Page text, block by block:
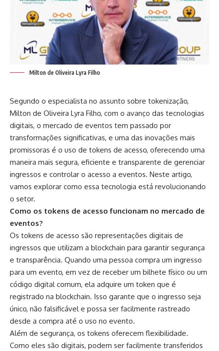
Milton de Oliveira Lyra Filho
Segundo o especialista no assunto sobre tokenização,
Milton de Oliveira Lyra Filho, com o avanço das tecnologias
digitais, o mercado de eventos tem passado por
transformações significativas, e uma das inovações mais
promissoras é o uso de tokens de acesso, oferecendo uma
maneira mais segura, eficiente e transparente de gerenciar
ingressos e controlar o acesso a eventos. Neste artigo,
vamos explorar como essa tecnologia está revolucionando
o setor.
Como os tokens de acesso funcionam no mercado de
eventos?
Os tokens de acesso são representações digitais de
ingressos que utilizam a blockchain para garantir segurança
e transparência. Quando uma pessoa compra um ingresso
para um evento, em vez de receber um bilhete físico ou um
código digital comum, ela adquire um token que é
registrado na blockchain. Isso garante que o ingresso seja
único, não falsificável e possa ser facilmente rastreado
desde a compra até o uso no evento.
Além de segurança, os tokens oferecem flexibilidade.
Como eles são digitais, podem ser facilmente transferidos